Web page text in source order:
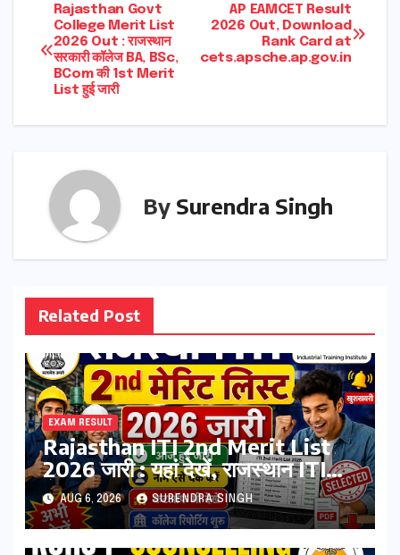
Post
navigation
AP EAMCET Result
2026 Out, Download
Rank Card at
cets.apsche.ap.gov.in
Rajasthan Govt
College Merit List
2026 Out : राजस्थान
सरकारी कॉलेज BA, BSc,
BCom की 1st Merit
List हुई जारी
By Surendra Singh
Related Post
EXAM RESULT
Rajasthan ITI 2nd Merit List
2026 जारी : यहां देखें, राजस्थान ITI
सेकंड College Allotment लिस्ट
पीडीऍफ़
AUG 6, 2026 SURENDRA SINGH